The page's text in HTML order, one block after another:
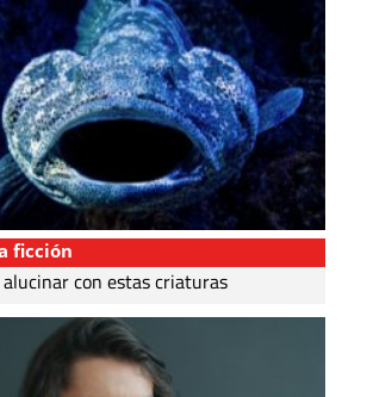
ficción
con estas criaturas